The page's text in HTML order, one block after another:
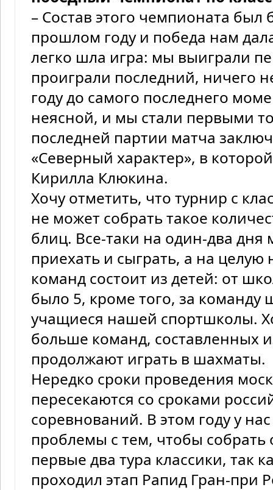
– Состав этого чемпионата
прошлом году и победа нам
легко шла игра: мы выиграли
проиграли последний, ничего
году до самого последнего
неясной, и мы стали первыми
последней партии матча
«Северный характер», в
Кирилла Клюкина.
Хочу отметить, что турнир с
не может собрать такое
блиц. Все-таки на один-два
приехать и сыграть, а на
команд состоит из детей: от
было 5, кроме того, за команду
учащиеся нашей спортшколы.
больше команд, составленных
продолжают играть в шахматы.
Нередко сроки проведения
пересекаются со сроками
соревнований. В этом году у
проблемы с тем, чтобы
первые два тура классики, так
проходил этап Рапид Гран-при